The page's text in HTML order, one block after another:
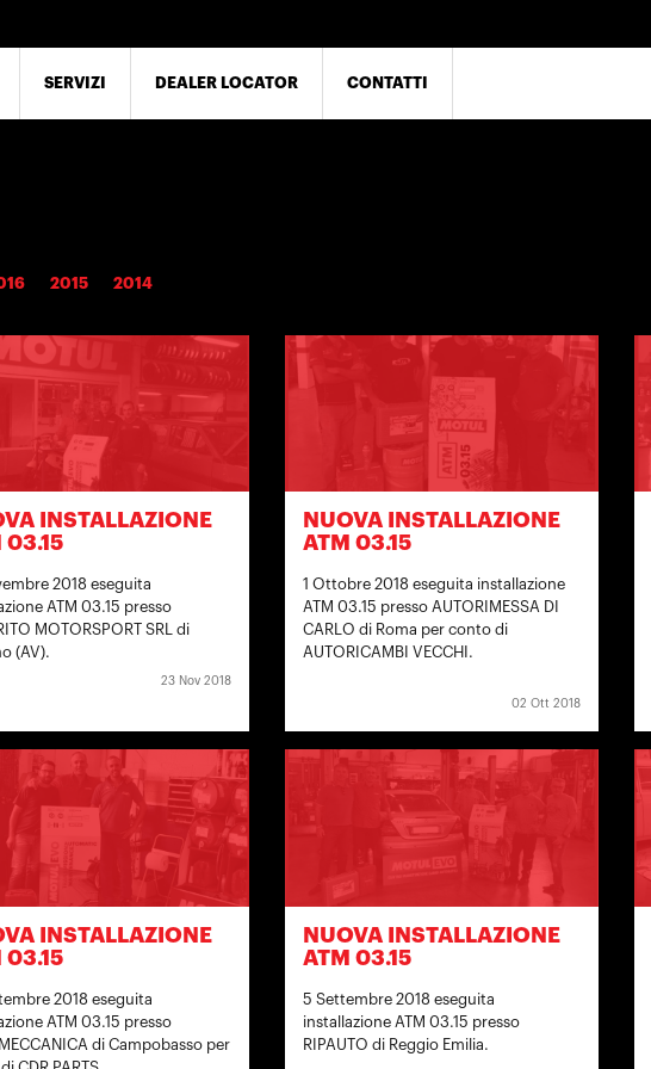
SERVIZI DEALER LOCATOR CONTATTI
2015 2014
INSTALLAZIONE
03.15
2018 eseguita
ATM 03.15 presso
MOTORSPORT SRL di
(AV).
23 Nov 2018
NUOVA INSTALLAZIONE
ATM 03.15
1 Ottobre 2018 eseguita installazione
ATM 03.15 presso AUTORIMESSA DI
CARLO di Roma per conto di
AUTORICAMBI VECCHI.
02 Ott 2018
INSTALLAZIONE
03.15
2018 eseguita
ATM 03.15 presso
di Campobasso per
NUOVA INSTALLAZIONE
ATM 03.15
5 Settembre 2018 eseguita
installazione ATM 03.15 presso
RIPAUTO di Reggio Emilia.